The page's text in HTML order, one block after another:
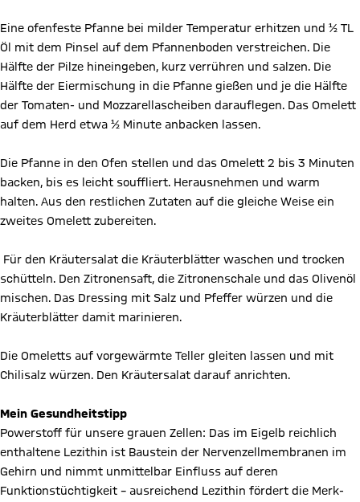
Eine ofenfeste Pfanne bei milder Temperatur erhitzen und ½ TL
Öl mit dem Pinsel auf dem Pfannenboden verstreichen. Die
Hälfte der Pilze hineingeben, kurz verrühren und salzen. Die
Hälfte der Eiermischung in die Pfanne gießen und je die Hälfte
der Tomaten- und Mozzarellascheiben darauflegen. Das Omelett
auf dem Herd etwa ½ Minute anbacken lassen.
Die Pfanne in den Ofen stellen und das Omelett 2 bis 3 Minuten
backen, bis es leicht souffliert. Herausnehmen und warm
halten. Aus den restlichen Zutaten auf die gleiche Weise ein
zweites Omelett zubereiten.
Für den Kräutersalat die Kräuterblätter waschen und trocken
schütteln. Den Zitronensaft, die Zitronenschale und das Olivenöl
mischen. Das Dressing mit Salz und Pfeffer würzen und die
Kräuterblätter damit marinieren.
Die Omeletts auf vorgewärmte Teller gleiten lassen und mit
Chilisalz würzen. Den Kräutersalat darauf anrichten.
Mein Gesundheitstipp
Powerstoff für unsere grauen Zellen: Das im Eigelb reichlich
enthaltene Lezithin ist Baustein der Nervenzellmembranen im
Gehirn und nimmt unmittelbar Einfluss auf deren
Funktionstüchtigkeit – ausreichend Lezithin fördert die Merk-